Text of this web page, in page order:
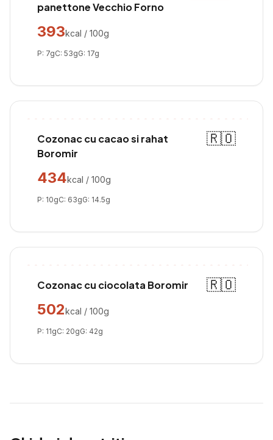
panettone Vecchio Forno
393kcal / 100g
P: 7gC: 53gG: 17g
Cozonac cu cacao si rahat
Boromir
🇷🇴
434kcal / 100g
P: 10gC: 63gG: 14.5g
Cozonac cu ciocolata Boromir
🇷🇴
502kcal / 100g
P: 11gC: 20gG: 42g